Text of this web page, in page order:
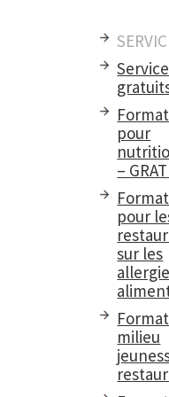
pour
–
pour
sur les
milieu